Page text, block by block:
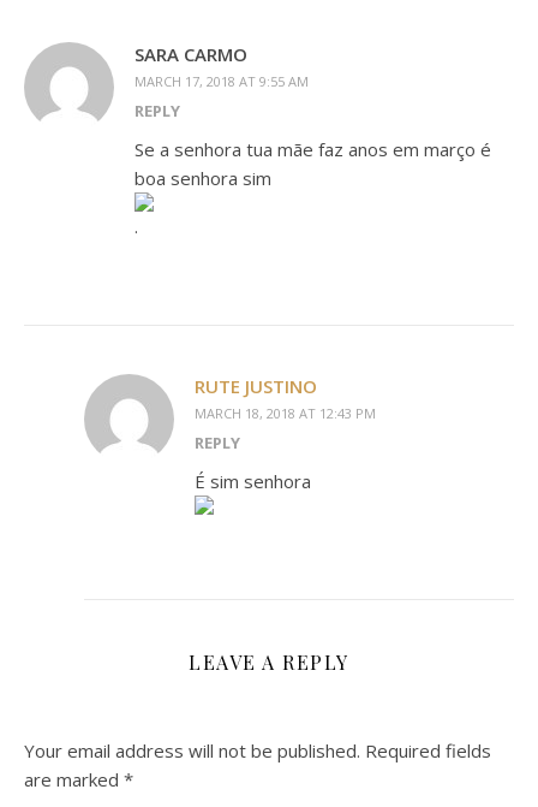
SARA CARMO
MARCH 17, 2018 AT 9:55 AM
REPLY
Se a senhora tua mãe faz anos em março é
boa senhora sim
.
RUTE JUSTINO
MARCH 18, 2018 AT 12:43 PM
REPLY
É sim senhora
LEAVE A REPLY
Your email address will not be published. Required fields
are marked *